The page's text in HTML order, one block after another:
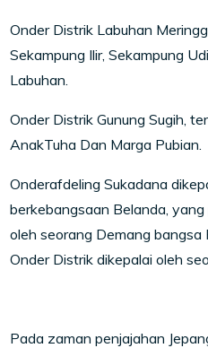
Onder Distrik Labuhan
Sekampung Ilir, Sekampung
Labuhan.
Onder Distrik Gunung Sugih,
AnakTuha Dan Marga Pubian.
Onderafdeling Sukadana
berkebangsaan Belanda,
oleh seorang Demang bangsa
Onder Distrik dikepalai oleh
Pada zaman penjajahan